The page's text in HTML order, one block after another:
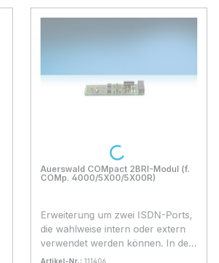
Auerswald COMpact 2BRI-Modul (f.
COMp. 4000/5X00/5X00R)
Erweiterung um zwei ISDN-Ports,
die wahlweise intern oder extern
verwendet werden können. In der
Betriebsart intern kann zwischen
Artikel-Nr.: 111406
Loading...